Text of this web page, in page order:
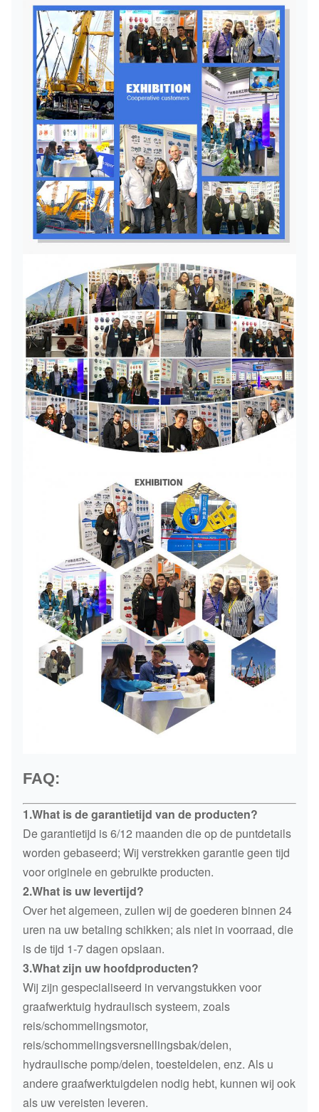
FAQ:
1.What is de garantietijd van de producten?
De garantietijd is 6/12 maanden die op de puntdetails
worden gebaseerd; Wij verstrekken garantie geen tijd
voor originele en gebruikte producten.
2.What is uw levertijd?
Over het algemeen, zullen wij de goederen binnen 24
uren na uw betaling schikken; als niet in voorraad, die
is de tijd 1-7 dagen opslaan.
3.What zijn uw hoofdproducten?
Wij zijn gespecialiseerd in vervangstukken voor
graafwerktuig hydraulisch systeem, zoals
reis/schommelingsmotor,
reis/schommelingsversnellingsbak/delen,
hydraulische pomp/delen, toesteldelen, enz. Als u
andere graafwerktuigdelen nodig hebt, kunnen wij ook
als uw vereisten leveren.